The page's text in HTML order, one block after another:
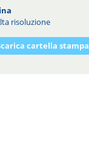
risoluzione
cartella stampa